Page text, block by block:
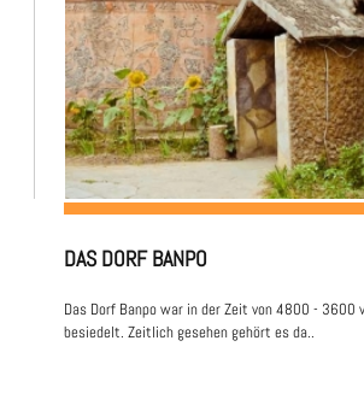
DAS DORF BANPO
Das Dorf Banpo war in der Zeit von 4800 - 3600
besiedelt. Zeitlich gesehen gehört es da..